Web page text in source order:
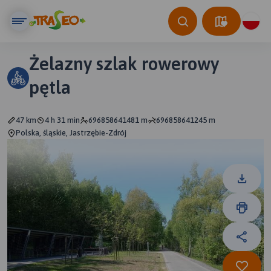
Żelazny szlak rowerowy
pętla
47 km 4 h 31 min 696858641481 m
696858641245 m
Polska, śląskie, Jastrzębie-Zdrój